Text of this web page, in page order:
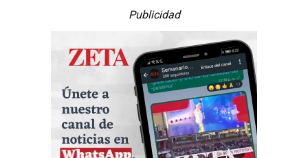
Publicidad